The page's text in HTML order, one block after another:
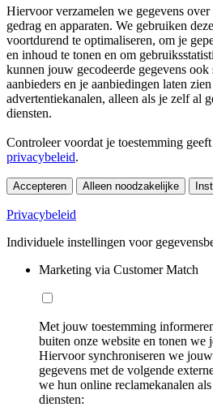
Hiervoor verzamelen we gegevens
gedrag en apparaten. We gebruiken
voortdurend te optimaliseren, om je
en inhoud te tonen en om
kunnen jouw gecodeerde gegevens
aanbieders en je aanbiedingen laten
advertentiekanalen, alleen als je zelf al
diensten.
Controleer voordat je toestemming
privacybeleid.
Accepteren Alleen noodzakelijke
Privacybeleid
Individuele instellingen voor
Marketing via Customer Match
Met jouw toestemming
buiten onze website en tonen we
Hiervoor synchroniseren we
gegevens met de volgende
we hun online reclamekanalen
diensten: